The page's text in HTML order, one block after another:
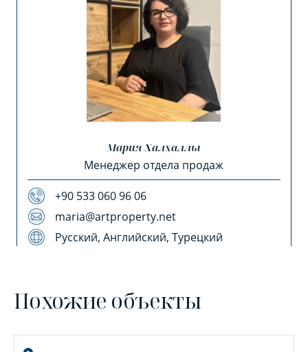
Мария Халхаллы
Менеджер отдела продаж
+90 533 060 96 06
maria@artproperty.net
Русский, Английский, Турецкий
Похожие объекты